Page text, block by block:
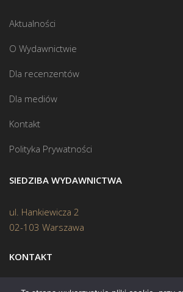
Aktualności
O Wydawnictwie
Dla recenzentów
Dla mediów
Kontakt
Polityka Prywatności
SIEDZIBA WYDAWNICTWA
ul. Hankiewicza 2
02-103 Warszawa
KONTAKT
Biuro:(22) 45 70 402